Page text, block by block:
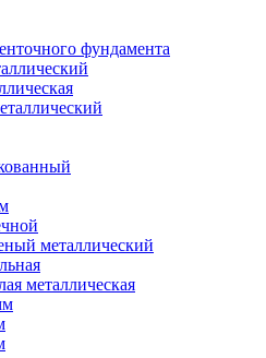
фундамента
металлический
металлическая